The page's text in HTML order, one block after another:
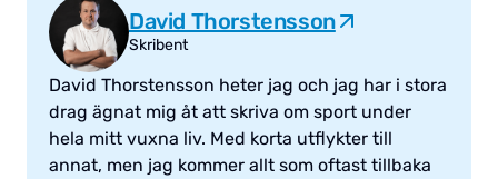
David Thorstensson
Skribent
David Thorstensson heter jag och jag har i stora
drag ägnat mig åt att skriva om sport under
hela mitt vuxna liv. Med korta utflykter till
annat, men jag kommer allt som oftast tillbaka